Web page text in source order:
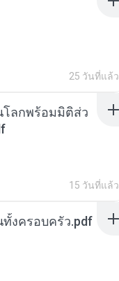
25 วันที่แล้ว
โลกพร้อมมิติส่ว
15 วันที่แล้ว
งครอบครัว.pdf